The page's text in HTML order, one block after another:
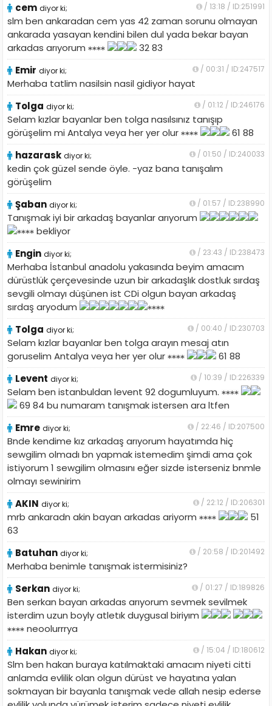
cem diyor ki; / 13:18 / ID:251991
slm ben ankaradan cem yas 42 zaman sorunu olmayan
ankarada yasayan kendini bilen dul yada bekar bayan
arkadas arıyorum
32 83
Emir diyor ki; / 00:31 / ID:247517
Merhaba tatlim nasilsin nasil gidiyor hayat
Tolga diyor ki; / 01:12 / ID:246176
Selam kızlar bayanlar ben tolga nasılsınız tanışıp
görüşelim mi Antalya veya her yer olur
61 88
hazarask diyor ki; / 01:50 / ID:240033
kedin çok güzel sende öyle. -yaz bana tanışalım
görüşelim
Şaban diyor ki; / 01:57 / ID:238990
Tanışmak iyi bir arkadaş bayanlar arıyorum
bekliyor
Engin diyor ki; / 23:43 / ID:238473
Merhaba İstanbul anadolu yakasında beyim amacım
dürüstlük çerçevesinde uzun bir arkadaşlık dostluk sırdaş
sevgili olmayı düşünen ist CDi olgun bayan arkadaş
sırdaş aryodum
Tolga diyor ki; / 00:40 / ID:230703
Selam kızlar bayanlar ben tolga arayın mesaj atın
goruselim Antalya veya her yer olur
61 88
Levent diyor ki; / 10:39 / ID:226339
Selam ben istanbuldan levent 92 dogumluyum.
69 84 bu numaram tanışmak istersen ara ltfen
Emre diyor ki; / 22:46 / ID:207500
Bnde kendime kız arkadaş arıyorum hayatımda hiç
sewgilim olmadı bn yapmak istemedim şimdi ama çok
istiyorum 1 sewgilim olmasını eğer sizde isterseniz bnmle
olmayı sewinirim
AKIN diyor ki; / 22:12 / ID:206301
mrb ankaradn akin bayan arkadas ariyorm
51
63
Batuhan diyor ki; / 20:58 / ID:201492
Merhaba benimle tanışmak istermisiniz?
Serkan diyor ki; / 01:27 / ID:189826
Ben serkan bayan arkadas arıyorum sevmek sevilmek
isterdim uzun boyly atletık duygusal biriyım
neoolurrrya
Hakan diyor ki; / 15:04 / ID:180612
Slm ben hakan buraya katılmaktaki amacım niyeti citti
anlamda evlilik olan olgun dürüst ve hayatına yalan
sokmayan bir bayanla tanışmak vede allah nesip ederse